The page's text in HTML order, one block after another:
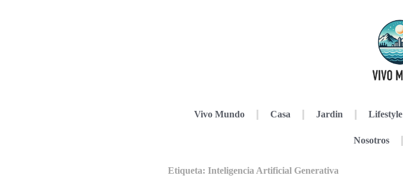
Vivo Mundo Casa Jardin Lifestyle
Nosotros
Etiqueta: Inteligencia Artificial Generativa